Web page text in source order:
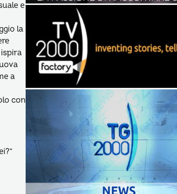
e
la
a
con